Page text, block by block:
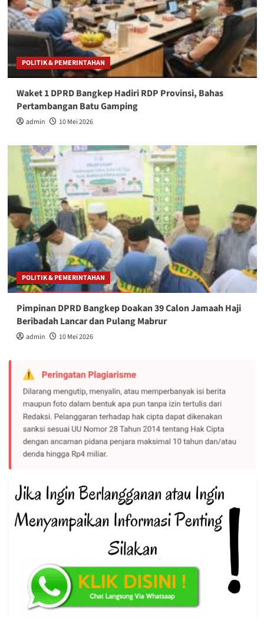
POLITIK & PEMERINTAHAN
Waket 1 DPRD Bangkep Hadiri RDP Provinsi, Bahas
Pertambangan Batu Gamping
admin 10 Mei 2026
POLITIK & PEMERINTAHAN
Pimpinan DPRD Bangkep Doakan 39 Calon Jamaah Haji
Beribadah Lancar dan Pulang Mabrur
admin 10 Mei 2026